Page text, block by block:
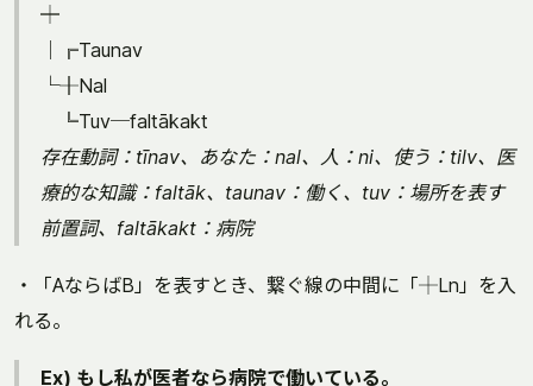
╪
│╔Taunav
└╫Nal
╚Tuv─faltākakt
存在動詞：tīnav、あなた：nal、人：ni、使う：tilv、医
療的な知識：faltāk、taunav：働く、tuv：場所を表す
前置詞、faltākakt：病院
・「AならばB」を表すとき、繋ぐ線の中間に「┼Ln」を入
れる。
Ex) もし私が医者なら病院で働いている。